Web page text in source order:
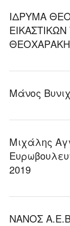
ΙΔΡΥΜΑ
ΘΕΟΧΑΡΑΚΗ
Μάνος
Μιχάλης
2019
ΝΑΝΟΣ